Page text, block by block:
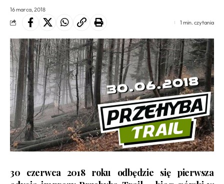
16 marca, 2018
1 min. czytania
30 czerwca 2018 roku odbędzie się pierwsza